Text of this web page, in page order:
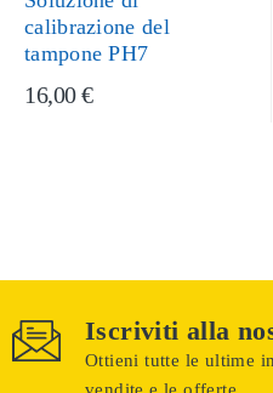
calibrazione del
tampone PH7
16,00 €
Iscriviti alla
Ottieni tutte le ultime